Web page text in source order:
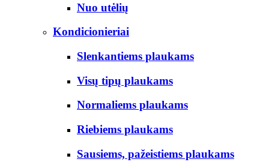
Nuo utėlių
Kondicionieriai
Slenkantiems plaukams
Visų tipų plaukams
Normaliems plaukams
Riebiems plaukams
Sausiems, pažeistiems plaukams